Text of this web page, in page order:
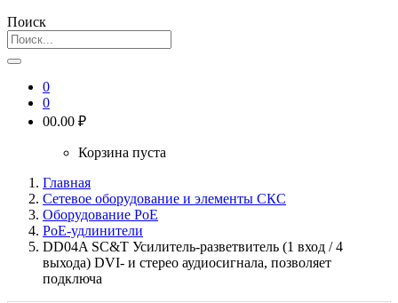
Поиск
0
0
00.00 ₽
Корзина пуста
Главная
Сетевое оборудование и элементы СКС
Оборудование PoE
PoE-удлинители
DD04A SC&T Усилитель-разветвитель (1 вход / 4
выхода) DVI- и стерео аудиосигнала, позволяет
подключа